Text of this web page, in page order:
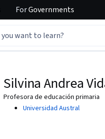
ForGovernments
Silvina Andrea
Profesora de educación primaria
Universidad Austral